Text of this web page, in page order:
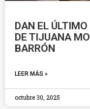
DAN EL
DE TIJUANA
BARRÓN
LEER MÁS »
octubre 30, 2025